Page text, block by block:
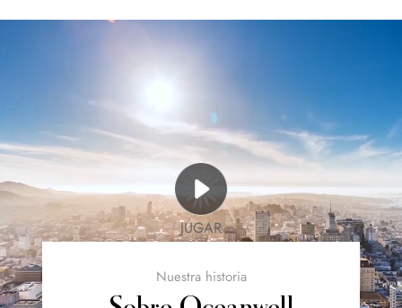
JUGAR
Nuestra historia